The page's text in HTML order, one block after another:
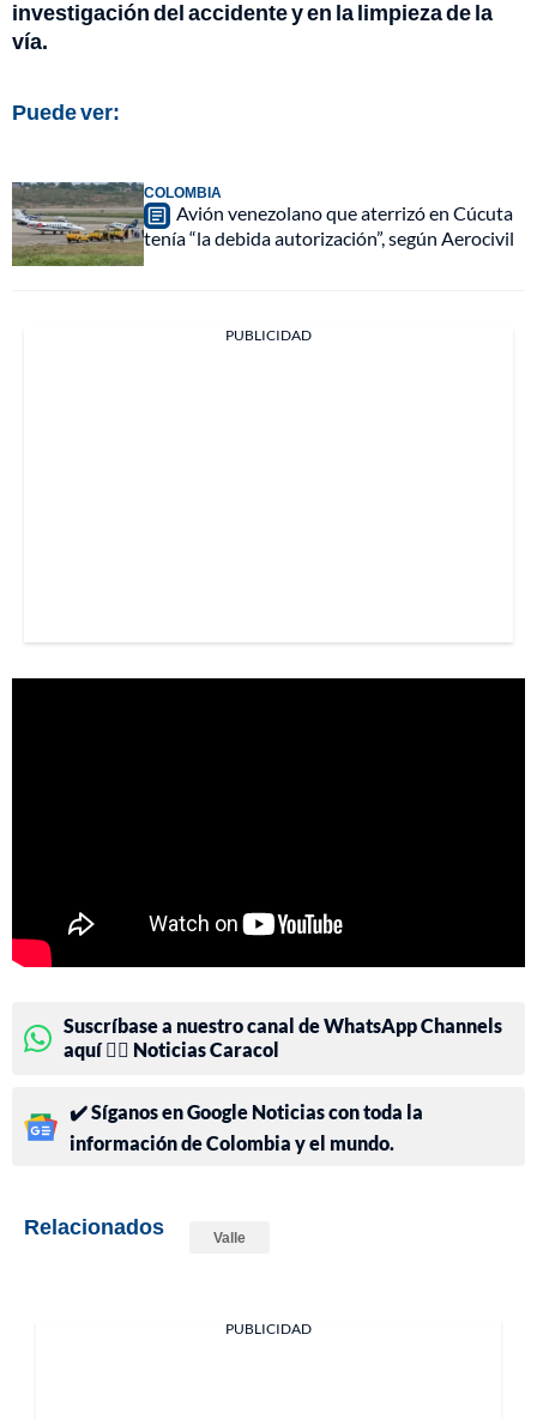
investigación del accidente y en la limpieza de la
vía.
Puede ver:
COLOMBIA
Avión venezolano que aterrizó en Cúcuta
tenía “la debida autorización”, según Aerocivil
PUBLICIDAD
Suscríbase a nuestro canal de WhatsApp Channels
aquí 👉🏻 Noticias Caracol
✔️ Síganos en Google Noticias con toda la
información de Colombia y el mundo.
Relacionados Valle
PUBLICIDAD